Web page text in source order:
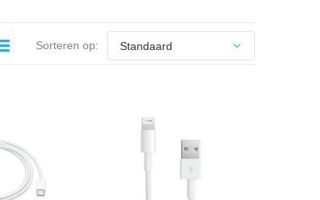
Sorteren op: